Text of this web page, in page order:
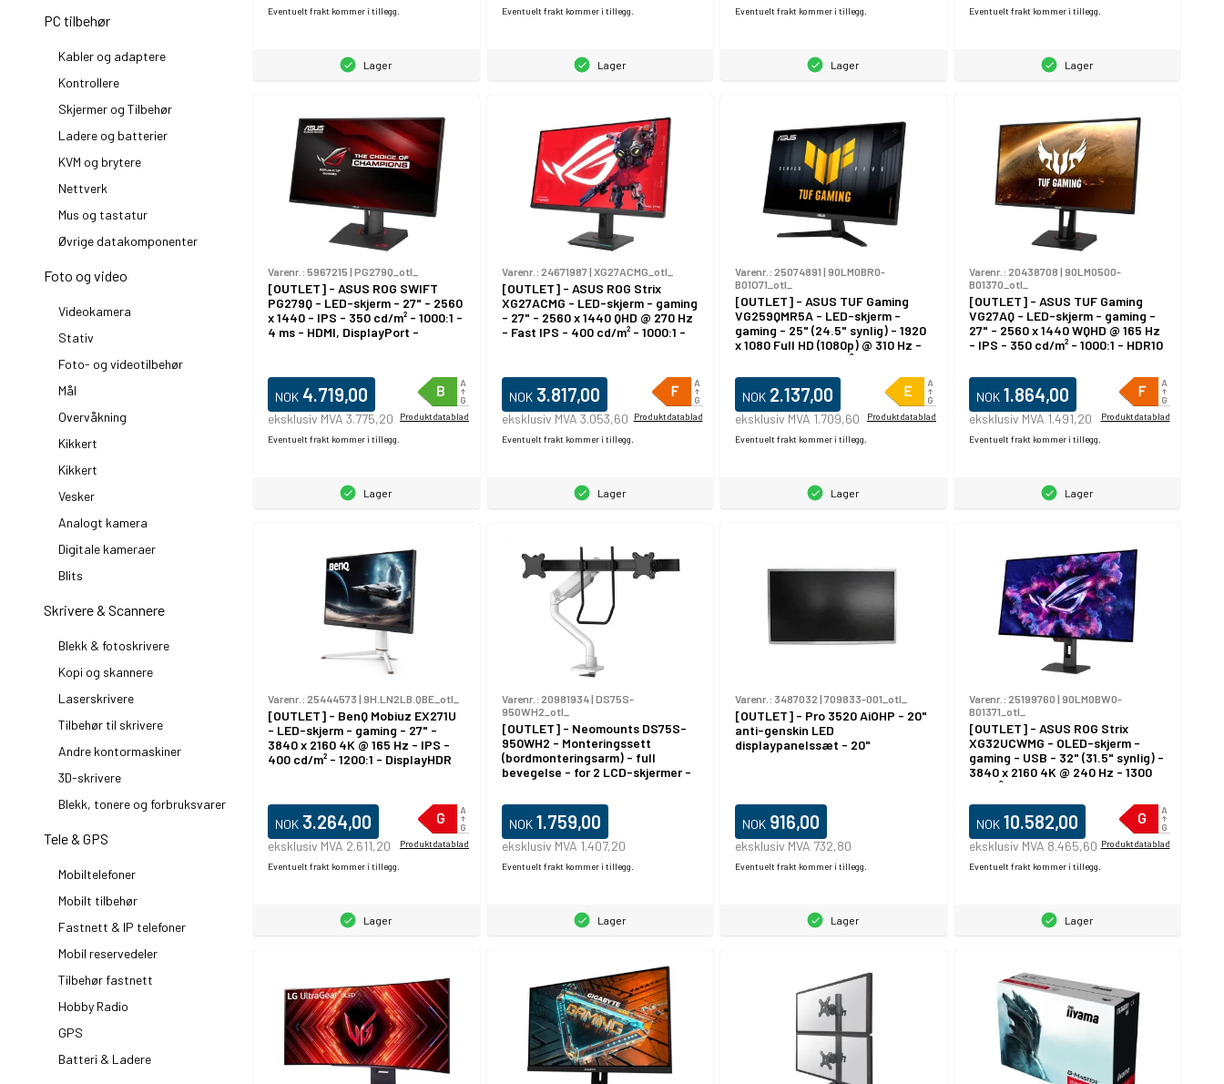
PC tilbehør
Kabler og adaptere
Kontrollere
Skjermer og Tilbehør
Ladere og batterier
KVM og brytere
Nettverk
Mus og tastatur
Øvrige datakomponenter
Foto og video
Videokamera
Stativ
Foto- og videotilbehør
Mål
Overvåkning
Kikkert
Kikkert
Vesker
Analogt kamera
Digitale kameraer
Blits
Skrivere & Scannere
Blekk & fotoskrivere
Kopi og skannere
Laserskrivere
Tilbehør til skrivere
Andre kontormaskiner
3D-skrivere
Blekk, tonere og forbruksvarer
Tele & GPS
Mobiltelefoner
Mobilt tilbehør
Fastnett & IP telefoner
Mobil reservedeler
Tilbehør fastnett
Hobby Radio
GPS
Batteri & Ladere
Eventuelt frakt kommer i tillegg.
Lager
Eventuelt frakt kommer i tillegg.
Lager
Eventuelt frakt kommer i tillegg.
Lager
Eventuelt frakt kommer i tillegg.
Lager
Varenr.: 5967215 | PG279Q_otl_
[OUTLET] - ASUS ROG SWIFT
PG279Q - LED-skjerm - 27" - 2560
x 1440 - IPS - 350 cd/m² - 1000:1 -
4 ms - HDMI, DisplayPort -
NOK 4.719,00
eksklusiv MVA 3.775,20
Eventuelt frakt kommer i tillegg.
Produktdatablad
Lager
Varenr.: 24671987| XG27ACMG_otl_
[OUTLET] - ASUS ROG Strix
XG27ACMG - LED-skjerm - gaming
- 27" - 2560 x 1440 QHD @ 270 Hz
- Fast IPS - 400 cd/m² - 1000:1 -
NOK 3.817,00
eksklusiv MVA 3.053,60
Eventuelt frakt kommer i tillegg.
Produktdatablad
Lager
Varenr.: 25074891 | 90LM0BR0-
B01O71_otl_
[OUTLET] - ASUS TUF Gaming
VG259QMR5A - LED-skjerm -
gaming - 25" (24.5" synlig) - 1920
x 1080 Full HD (1080p) @ 310 Hz -
Fast IPS - 300 cd/m² - 1000:1 -
DisplayHDR 400 - 1 ms - 2xHDMI,
DisplayPort - høyttalere - svart
NOK 2.137,00
eksklusiv MVA 1.709,60
Eventuelt frakt kommer i tillegg.
Produktdatablad
Lager
Varenr.: 20438708 | 90LM0500-
B01370_otl_
[OUTLET] - ASUS TUF Gaming
VG27AQ - LED-skjerm - gaming -
27" - 2560 x 1440 WQHD @ 165 Hz
- IPS - 350 cd/m² - 1000:1 - HDR10
høyttalere
NOK 1.864,00
eksklusiv MVA 1.491,20
Eventuelt frakt kommer i tillegg.
Produktdatablad
Lager
Varenr.: 25444573 | 9H.LN2LB.QBE_otl_
[OUTLET] - BenQ Mobiuz EX271U
- LED-skjerm - gaming - 27" -
3840 x 2160 4K @ 165 Hz - IPS -
400 cd/m² - 1200:1 - DisplayHDR
NOK 3.264,00
eksklusiv MVA 2.611,20
Eventuelt frakt kommer i tillegg.
Produktdatablad
Lager
Varenr.: 20981934| DS75S-
950WH2_otl_
[OUTLET] - Neomounts DS75S-
950WH2 - Monteringssett
(bordmonteringsarm) - full
bevegelse - for 2 LCD-skjermer -
skjermstørrelse: 17"-32"
NOK 1.759,00
eksklusiv MVA 1.407,20
Eventuelt frakt kommer i tillegg.
Lager
Varenr.: 3487032 | 709833-001_otl_
[OUTLET] - Pro 3520 AiOHP - 20"
anti-genskin LED
displaypanelssæt - 20"
NOK 916,00
eksklusiv MVA 732,80
Eventuelt frakt kommer i tillegg.
Lager
Varenr.: 25199760 | 90LM0BW0-
B01371_otl_
[OUTLET] - ASUS ROG Strix
XG32UCWMG - OLED-skjerm -
gaming - USB - 32" (31.5" synlig) -
3840 x 2160 4K @ 240 Hz - 1300
cd/m² - 15000000:1 - DisplayHDR
400 True Black - 0.03 ms -
2xHDMI, DisplayPort, USB-C -
svart
NOK 10.582,00
eksklusiv MVA 8.465,60
Eventuelt frakt kommer i tillegg.
Produktdatablad
Lager